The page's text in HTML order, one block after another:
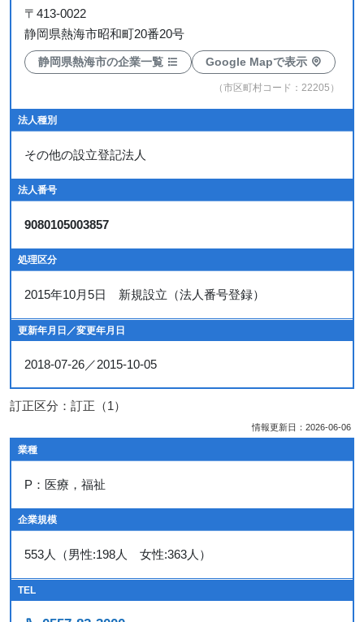
〒 413-0022
静岡県熱海市昭和町20番20号
静岡県熱海市の企業一覧 Google Mapで表示
（市区町村コード：22205）
法人種別
その他の設立登記法人
法人番号
9080105003857
処理区分
2015年10月5日 新規設立（法人番号登録）
更新年月日／変更年月日
2018-07-26／2015-10-05
訂正区分：訂正（1）
情報更新日：2026-06-06
業種
P：医療，福祉
企業規模
553人（男性:198人 女性:363人）
TEL